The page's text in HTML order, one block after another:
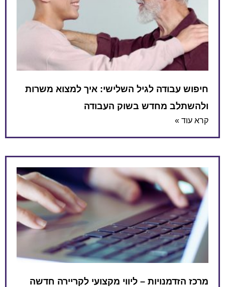
חיפוש עבודה לגיל השלישי: איך למצוא משרות
ולהשתלב מחדש בשוק העבודה
קרא עוד »
מרכז הזדמנויות – ליווי מקצועי לקריירה חדשה